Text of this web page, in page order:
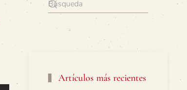
Artículos más recientes